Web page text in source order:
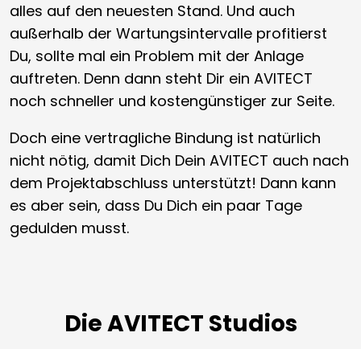
alles auf den neuesten Stand. Und auch
außerhalb der Wartungsintervalle profitierst
Du, sollte mal ein Problem mit der Anlage
auftreten. Denn dann steht Dir ein AVITECT
noch schneller und kostengünstiger zur Seite.
Doch eine vertragliche Bindung ist natürlich
nicht nötig, damit Dich Dein AVITECT auch nach
dem Projektabschluss unterstützt! Dann kann
es aber sein, dass Du Dich ein paar Tage
gedulden musst.
Die AVITECT Studios